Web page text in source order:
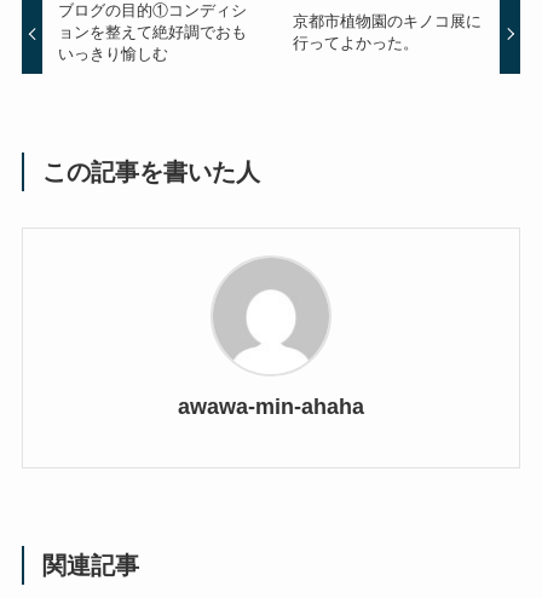
ブログの目的①コンディシ
ョンを整えて絶好調でおも
いっきり愉しむ
京都市植物園のキノコ展に
行ってよかった。
この記事を書いた人
awawa-min-ahaha
関連記事